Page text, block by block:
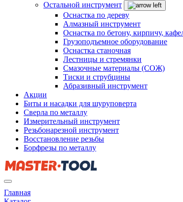
Остальной инструмент
Оснастка по дереву
Алмазный инструмент
Оснастка по бетону, кирпичу,
Грузоподъемное оборудование
Оснастка станочная
Лестницы и стремянки
Смазочные материалы (СОЖ)
Тиски и струбцины
Абразивный инструмент
Акции
Биты и насадки для шуруповерта
Сверла по металлу
Измерительный инструмент
Резьбонарезной инструмент
Восстановление резьбы
Борфрезы по металлу
Главная